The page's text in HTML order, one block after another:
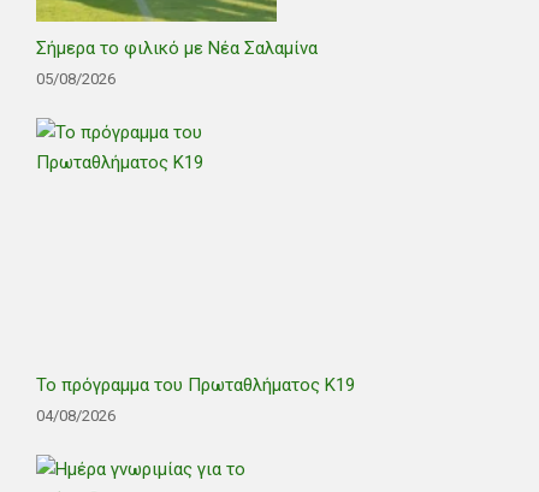
Σήμερα το φιλικό με Νέα Σαλαμίνα
05/08/2026
Το πρόγραμμα του Πρωταθλήματος Κ19
04/08/2026